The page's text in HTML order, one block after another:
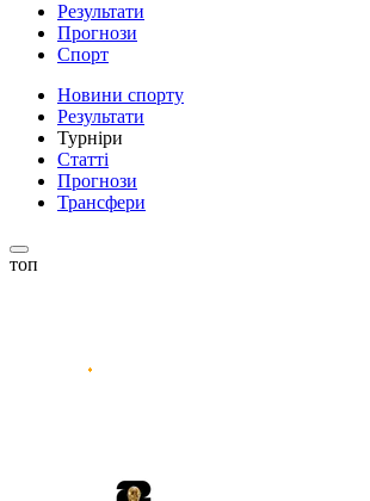
Результати
Прогнози
Спорт
Новини спорту
Результати
Турніри
Статті
Прогнози
Трансфери
топ